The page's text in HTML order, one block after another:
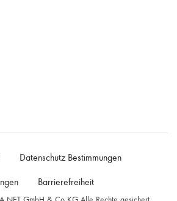
Datenschutz Bestimmungen
Barrierefreiheit